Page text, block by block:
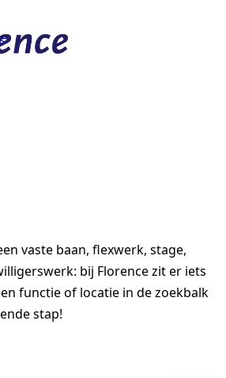
vaste baan, flexwerk, stage,
bij Florence zit er iets
functie of locatie in de zoekbalk
stap!